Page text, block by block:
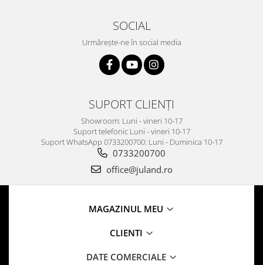
SOCIAL
Urmărește-ne în social media
SUPORT CLIENȚI
Showroom: Luni - vineri 10-17
Suport telefonic Luni - vineri 10-17
Suport WhatsApp 0733200700: Luni - Duminica 10-17
0733200700
office@juland.ro
MAGAZINUL MEU
CLIENTI
DATE COMERCIALE